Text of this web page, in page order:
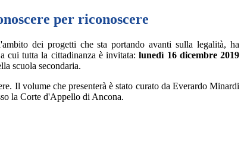
per riconoscere
dei progetti che sta portando avanti sulla legalità, ha
cui tutta la cittadinanza è invitata:lunedì 16 dicembre 2019
scuola secondaria.
Il volume che presenterà è stato curato da Everardo Minardi
la Corte d'Appello di Ancona.